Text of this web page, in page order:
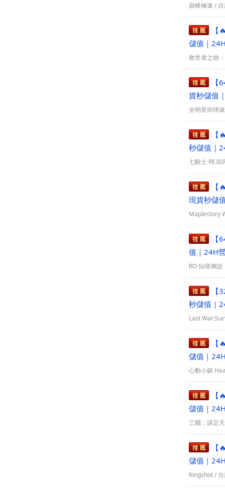
巔峰極速 /
【
儲值｜
救世者之樹
【
貨秒儲值
全明星街球
【
秒儲值｜
七騎士
【
現貨秒儲
Maplestory
【
值｜24H
RO 仙境傳
【
秒儲值｜
Last
【
儲值｜
心動小鎮
【
儲值｜
三國：謀定
【
儲值｜
Kingshot/